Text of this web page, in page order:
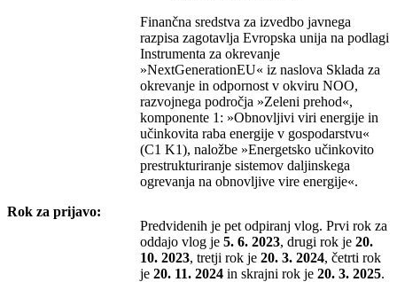
Finančna sredstva za izvedbo javnega
razpisa zagotavlja Evropska unija na podlagi
Instrumenta za okrevanje
»NextGenerationEU« iz naslova Sklada za
okrevanje in odpornost v okviru NOO,
razvojnega področja »Zeleni prehod«,
komponente 1: »Obnovljivi viri energije in
učinkovita raba energije v gospodarstvu«
(C1 K1), naložbe »Energetsko učinkovito
prestrukturiranje sistemov daljinskega
ogrevanja na obnovljive vire energije«.
Rok za prijavo:
Predvidenih je pet odpiranj vlog. Prvi rok za
oddajo vlog je 5. 6. 2023, drugi rok je 20.
10. 2023, tretji rok je 20. 3. 2024, četrti rok
je 20. 11. 2024 in skrajni rok je 20. 3. 2025.